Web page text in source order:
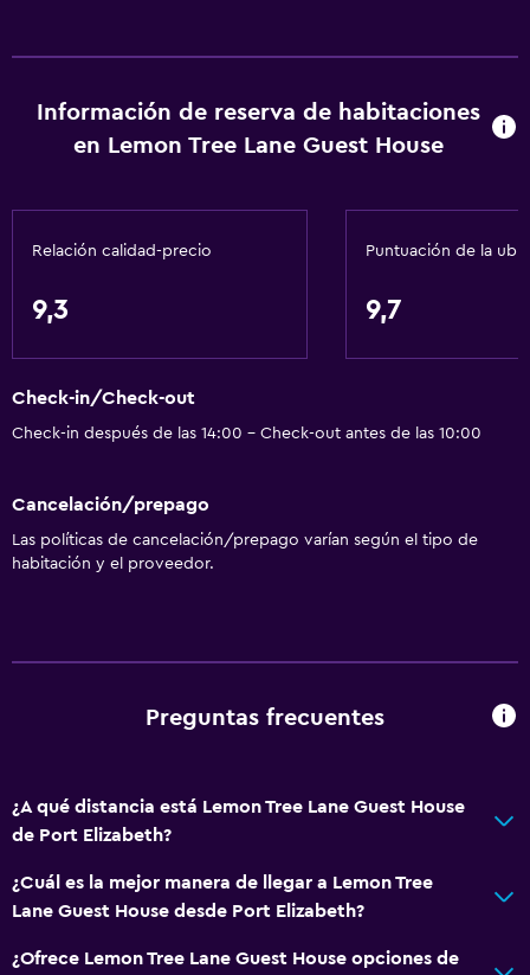
Información de reserva de habitaciones
en Lemon Tree Lane Guest House
Relación calidad-precio
9,3
Puntuación de la
9,7
Check-in/Check-out
Check-in después de las 14:00 - Check-out antes de las 10:00
Cancelación/prepago
Las políticas de cancelación/prepago varían según el tipo de
habitación y el proveedor.
Preguntas frecuentes
¿A qué distancia está Lemon Tree Lane Guest House
de Port Elizabeth?
¿Cuál es la mejor manera de llegar a Lemon Tree
Lane Guest House desde Port Elizabeth?
¿Ofrece Lemon Tree Lane Guest House opciones de